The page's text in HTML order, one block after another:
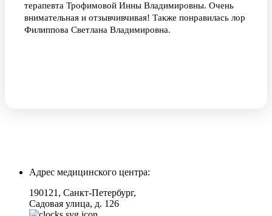
терапевта Трофимовой Инны Владимировны. Очень
внимательная и отзывчивчивая! Также понравилась лор
Филиппова Светлана Владимировна.
Адрес медицинского центра:
190121, Санкт-Петербург,
Садовая улица, д. 126